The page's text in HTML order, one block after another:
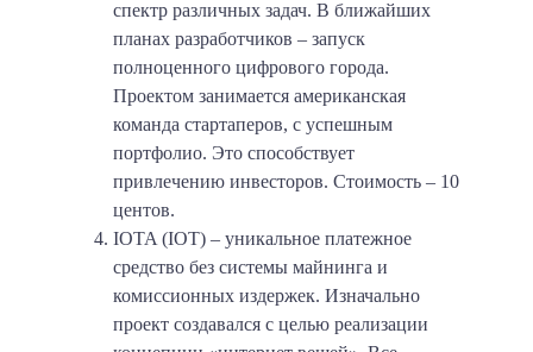
спектр различных задач. В ближайших
планах разработчиков – запуск
полноценного цифрового города.
Проектом занимается американская
команда стартаперов, с успешным
портфолио. Это способствует
привлечению инвесторов. Стоимость – 10
центов.
IOTA (IOT) – уникальное платежное
средство без системы майнинга и
комиссионных издержек. Изначально
проект создавался с целью реализации